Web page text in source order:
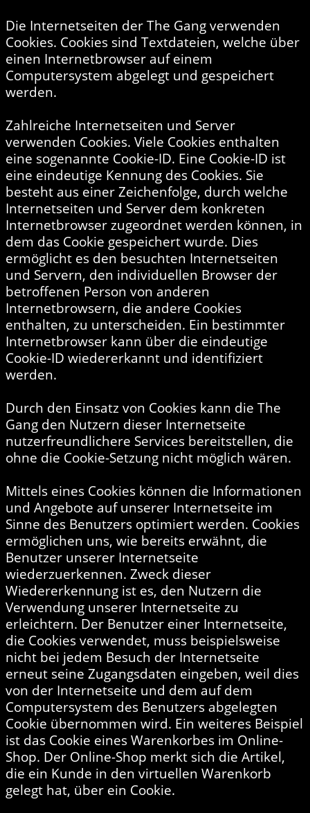
Die Internetseiten der The Gang verwenden
Cookies. Cookies sind Textdateien, welche über
einen Internetbrowser auf einem
Computersystem abgelegt und gespeichert
werden.
Zahlreiche Internetseiten und Server
verwenden Cookies. Viele Cookies enthalten
eine sogenannte Cookie-ID. Eine Cookie-ID ist
eine eindeutige Kennung des Cookies. Sie
besteht aus einer Zeichenfolge, durch welche
Internetseiten und Server dem konkreten
Internetbrowser zugeordnet werden können, in
dem das Cookie gespeichert wurde. Dies
ermöglicht es den besuchten Internetseiten
und Servern, den individuellen Browser der
betroffenen Person von anderen
Internetbrowsern, die andere Cookies
enthalten, zu unterscheiden. Ein bestimmter
Internetbrowser kann über die eindeutige
Cookie-ID wiedererkannt und identifiziert
werden.
Durch den Einsatz von Cookies kann die The
Gang den Nutzern dieser Internetseite
nutzerfreundlichere Services bereitstellen, die
ohne die Cookie-Setzung nicht möglich wären.
Mittels eines Cookies können die Informationen
und Angebote auf unserer Internetseite im
Sinne des Benutzers optimiert werden. Cookies
ermöglichen uns, wie bereits erwähnt, die
Benutzer unserer Internetseite
wiederzuerkennen. Zweck dieser
Wiedererkennung ist es, den Nutzern die
Verwendung unserer Internetseite zu
erleichtern. Der Benutzer einer Internetseite,
die Cookies verwendet, muss beispielsweise
nicht bei jedem Besuch der Internetseite
erneut seine Zugangsdaten eingeben, weil dies
von der Internetseite und dem auf dem
Computersystem des Benutzers abgelegten
Cookie übernommen wird. Ein weiteres Beispiel
ist das Cookie eines Warenkorbes im Online-
Shop. Der Online-Shop merkt sich die Artikel,
die ein Kunde in den virtuellen Warenkorb
gelegt hat, über ein Cookie.